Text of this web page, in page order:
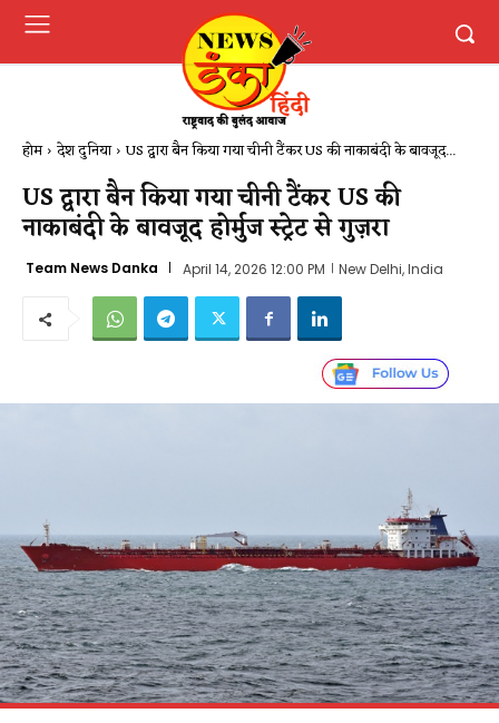
होम देश दुनिया US द्वारा बैन किया गया चीनी टैंकर US की नाकाबंदी के बावजूद...
US द्वारा बैन किया गया चीनी टैंकर US की
नाकाबंदी के बावजूद होर्मुज स्ट्रेट से गुज़रा
Team News Danka April 14, 2026 12:00 PM New Delhi, India